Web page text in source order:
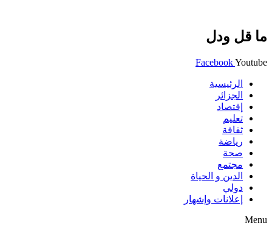
ما قل ودل
FacebookYoutube
الرئيسية
الجزائر
إقتصاد
تعليم
ثقافة
رياضة
صحة
مجتمع
الدين و الحياة
دولي
إعلانات وإشهار
Menu